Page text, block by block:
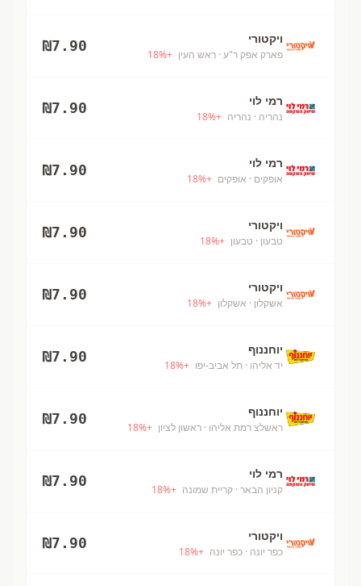
ויקטורי
פארק אפק ר"ע · ראש העין +
18%
₪7.90
רמי לוי
נהריה · נהריה +
18%
₪7.90
רמי לוי
אופקים · אופקים +
18%
₪7.90
ויקטורי
טבעון · טבעון +
18%
₪7.90
ויקטורי
אשקלון · אשקלון +
18%
₪7.90
יוחננוף
יד אליהו · תל אביב-יפו +
18%
₪7.90
יוחננוף
ראשלצ רמת אליהו · ראשון לציון +
18%
₪7.90
רמי לוי
קניון הבאר · קריית שמונה +
18%
₪7.90
ויקטורי
כפר יונה · כפר יונה +
18%
₪7.90